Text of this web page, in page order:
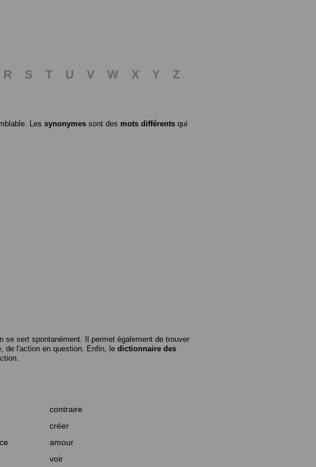
R S T U V W X Y
Z
Les synonymes sont des mots différents qui
se sert spontanément. Il permet également de trouver
de l'action en question. Enfin, le dictionnaire des
contraire
créer
amour
voir